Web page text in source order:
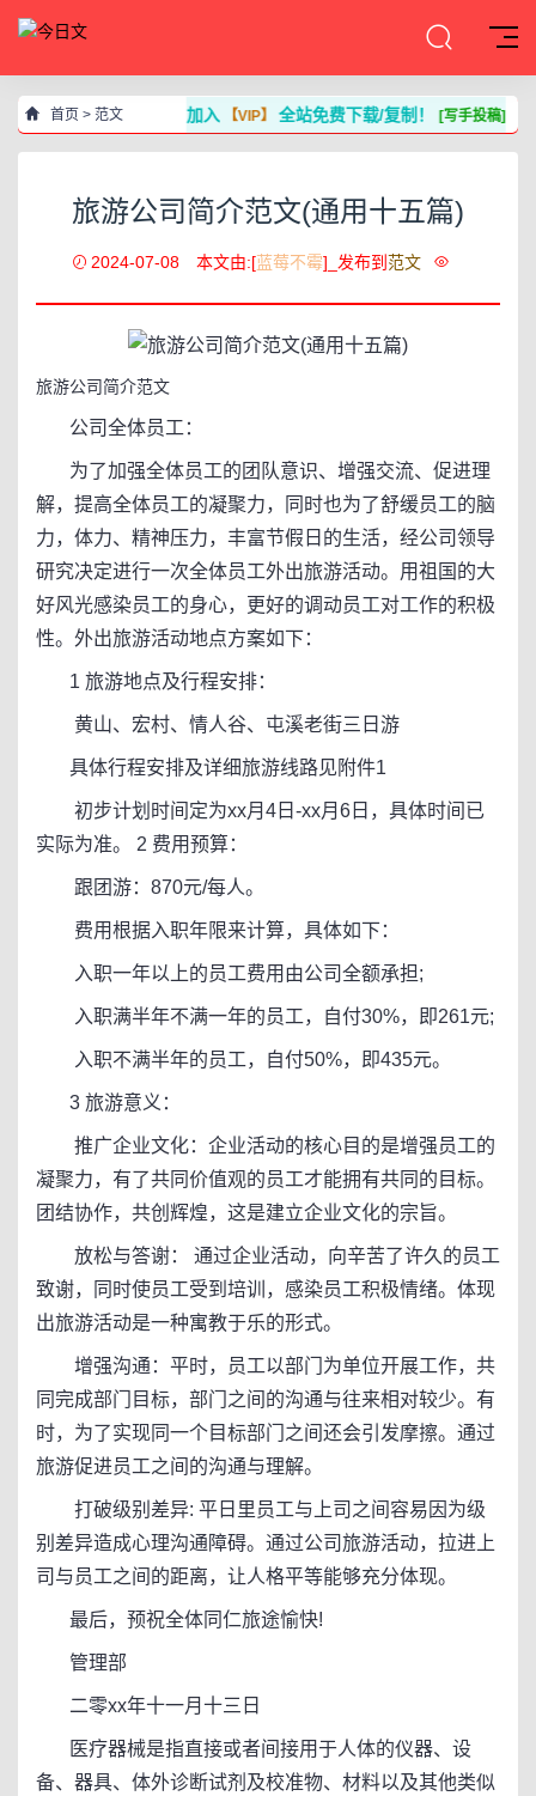
首页 > 范文 加入【VIP】 全站免费下载/复制！ [写手投稿]
旅游公司简介范文(通用十五篇)
2024-07-08 本文由:[蓝莓不霉]_发布到 范文
旅游公司简介范文
公司全体员工：
为了加强全体员工的团队意识、增强交流、促进理
解，提高全体员工的凝聚力，同时也为了舒缓员工的脑
力，体力、精神压力，丰富节假日的生活，经公司领导
研究决定进行一次全体员工外出旅游活动。用祖国的大
好风光感染员工的身心，更好的调动员工对工作的积极
性。外出旅游活动地点方案如下：
1 旅游地点及行程安排：
黄山、宏村、情人谷、屯溪老街三日游
具体行程安排及详细旅游线路见附件1
初步计划时间定为xx月4日-xx月6日，具体时间已
实际为准。 2 费用预算：
跟团游：870元/每人。
费用根据入职年限来计算，具体如下：
入职一年以上的员工费用由公司全额承担;
入职满半年不满一年的员工，自付30%，即261元;
入职不满半年的员工，自付50%，即435元。
3 旅游意义：
推广企业文化：企业活动的核心目的是增强员工的
凝聚力，有了共同价值观的员工才能拥有共同的目标。
团结协作，共创辉煌，这是建立企业文化的宗旨。
放松与答谢： 通过企业活动，向辛苦了许久的员工
致谢，同时使员工受到培训，感染员工积极情绪。体现
出旅游活动是一种寓教于乐的形式。
增强沟通：平时，员工以部门为单位开展工作，共
同完成部门目标，部门之间的沟通与往来相对较少。有
时，为了实现同一个目标部门之间还会引发摩擦。通过
旅游促进员工之间的沟通与理解。
打破级别差异: 平日里员工与上司之间容易因为级
别差异造成心理沟通障碍。通过公司旅游活动，拉进上
司与员工之间的距离，让人格平等能够充分体现。
最后，预祝全体同仁旅途愉快!
管理部
二零xx年十一月十三日
医疗器械是指直接或者间接用于人体的仪器、设
备、器具、体外诊断试剂及校准物、材料以及其他类似